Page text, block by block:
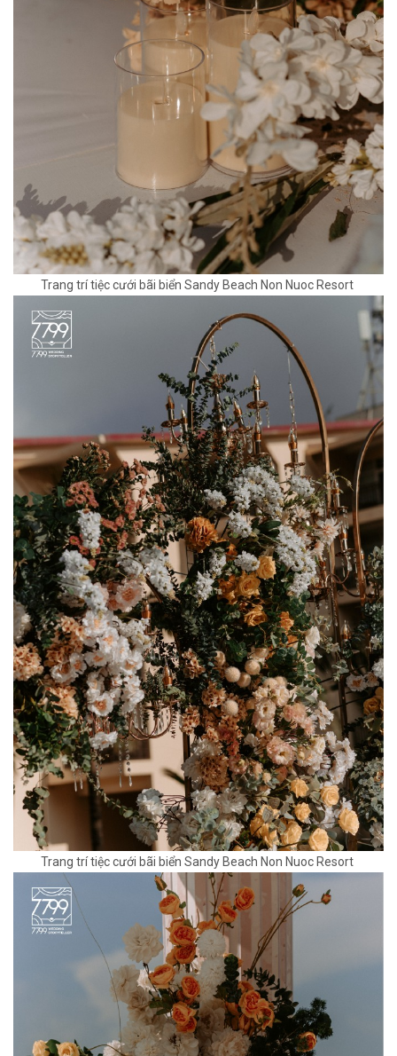
Trang trí tiệc cưới bãi biển Sandy Beach Non Nuoc Resort
Trang trí tiệc cưới bãi biển Sandy Beach Non Nuoc Resort